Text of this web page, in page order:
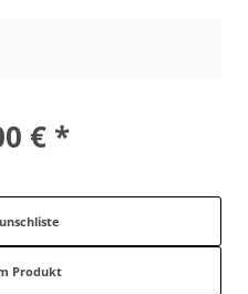
€ *
Produkt